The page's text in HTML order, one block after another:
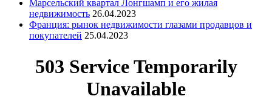
Марсельский квартал Лонгшамп и его жилая
недвижимость 26.04.2023
Франция: рынок недвижимости глазами продавцов и
покупателей 25.04.2023